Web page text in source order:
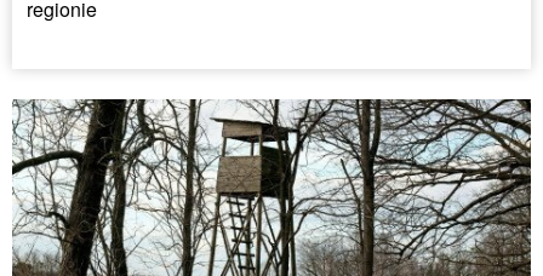
regionie